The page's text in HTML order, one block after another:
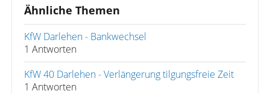
Ähnliche Themen
KfW Darlehen - Bankwechsel
1 Antworten
KfW 40 Darlehen - Verlängerung tilgungsfreie Zeit
1 Antworten